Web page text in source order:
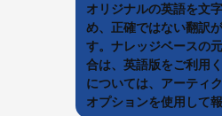
オリジナルの英語を文
め、正確ではない翻訳
す。ナレッジベースの
合は、英語版をご利用
については、アーティ
オプションを使用して